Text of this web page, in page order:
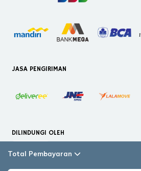
Total Pembayaran
JASA PENGIRIMAN
DILINDUNGI OLEH